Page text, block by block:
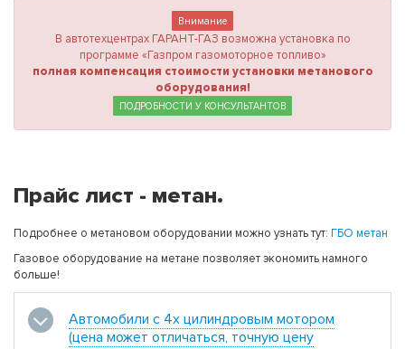
Внимание
В автотехцентрах ГАРАНТ-ГАЗ возможна установка по
программе «Газпром газомоторное топливо»
полная компенсация стоимости установки метанового
оборудования!
ПОДРОБНОСТИ У КОНСУЛЬТАНТОВ
Прайс лист - метан.
Подробнее о метановом оборудовании можно узнать тут: ГБО метан
Газовое оборудование на метане позволяет экономить намного
больше!
Автомобили с 4х цилиндровым мотором
(цена может отличаться, точную цену